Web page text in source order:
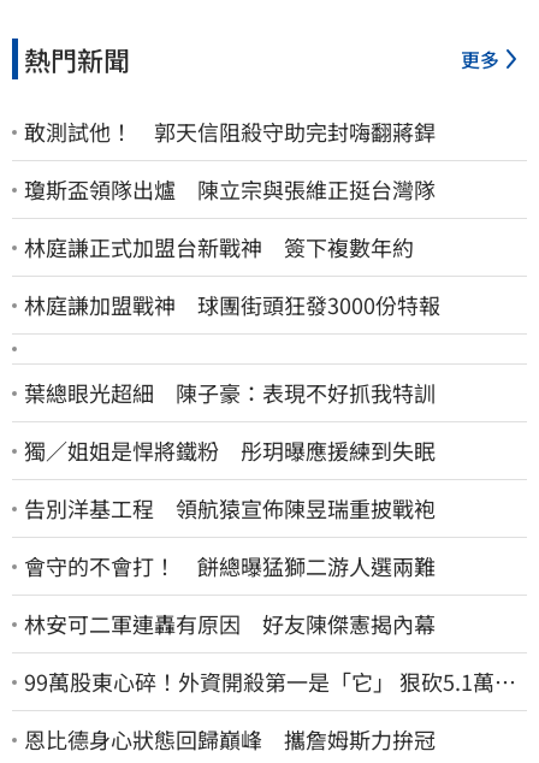
熱門新聞 更多
敢測試他！ 郭天信阻殺守助完封嗨翻蔣銲
瓊斯盃領隊出爐 陳立宗與張維正挺台灣隊
林庭謙正式加盟台新戰神 簽下複數年約
林庭謙加盟戰神 球團街頭狂發3000份特報
葉總眼光超細 陳子豪：表現不好抓我特訓
獨／姐姐是悍將鐵粉 彤玥曝應援練到失眠
告別洋基工程 領航猿宣佈陳昱瑞重披戰袍
會守的不會打！ 餅總曝猛獅二游人選兩難
林安可二軍連轟有原因 好友陳傑憲揭內幕
99萬股東心碎！外資開殺第一是「它」 狠砍5.1萬張
股價重挫近5%
恩比德身心狀態回歸巔峰 攜詹姆斯力拚冠